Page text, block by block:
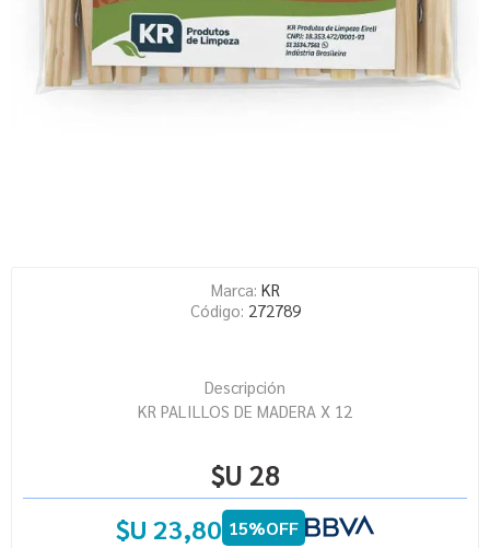
Marca: KR
Código: 272789
Descripción
KR PALILLOS DE MADERA X 12
$U 28
$U 23,80 15%OFF